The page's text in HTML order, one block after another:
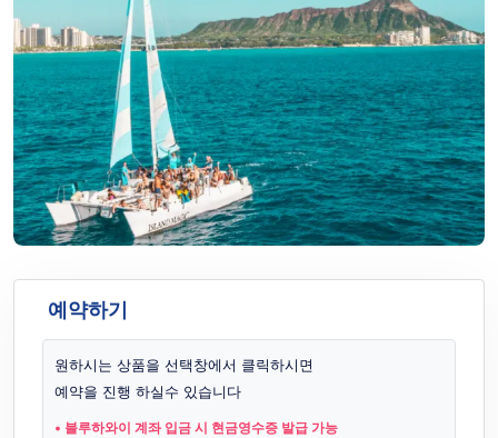
예약하기
원하시는 상품을 선택창에서 클릭하시면
예약을 진행 하실수 있습니다
• 블루하와이 계좌 입금 시 현금영수증 발급 가능